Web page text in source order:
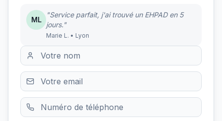
ML
"Service parfait, j'ai trouvé un EHPAD en 5
jours."
Marie L. • Lyon